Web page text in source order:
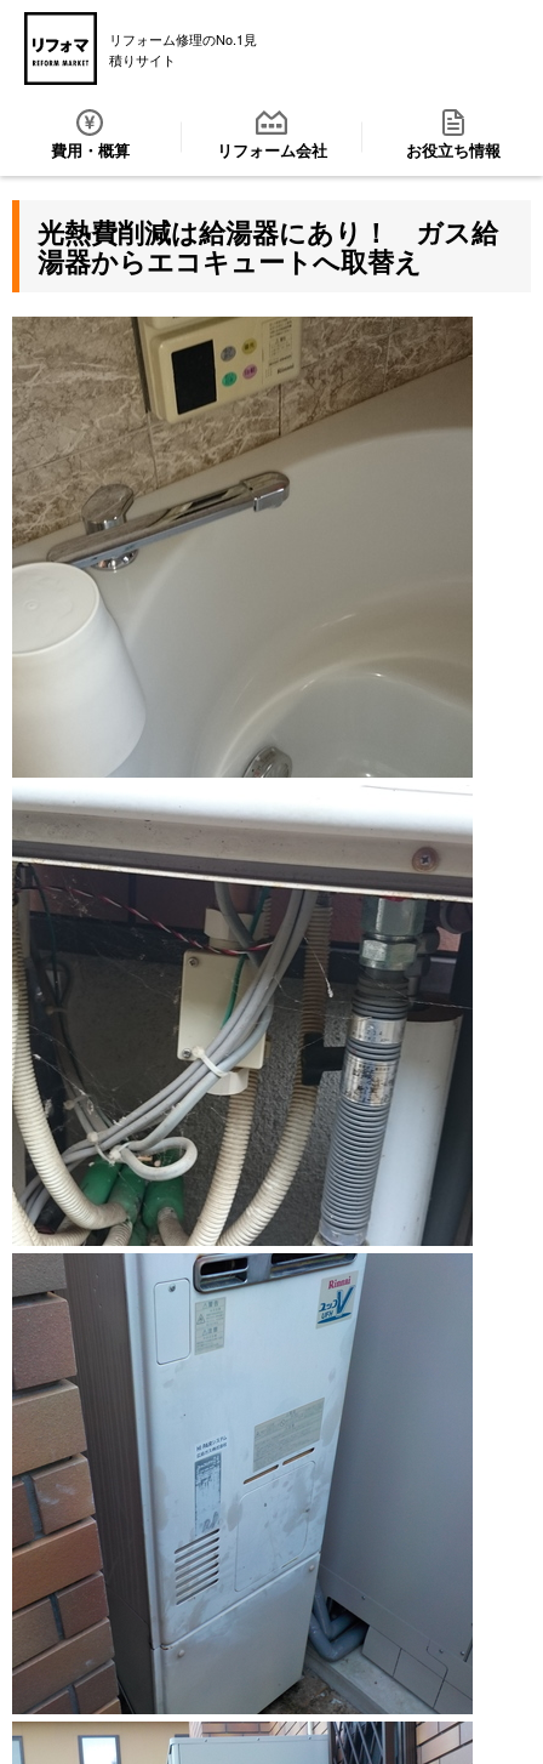
リフォーム修理のNo.1見
積りサイト
費用・概算 リフォーム会社 お役立ち情報
光熱費削減は給湯器にあり！ ガス給
湯器からエコキュートへ取替え